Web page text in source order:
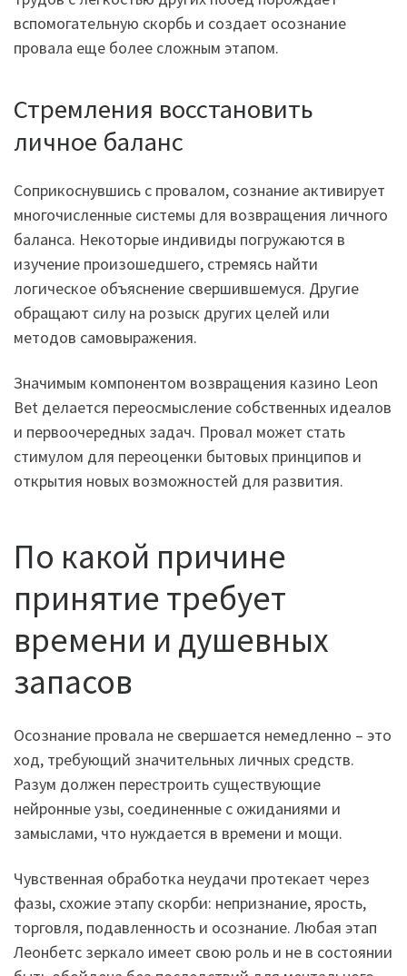
вспомогательную скорбь и создает осознание
провала еще более сложным этапом.
Стремления восстановить
личное баланс
Соприкоснувшись с провалом, сознание активирует
многочисленные системы для возвращения личного
баланса. Некоторые индивиды погружаются в
изучение произошедшего, стремясь найти
логическое объяснение свершившемуся. Другие
обращают силу на розыск других целей или
методов самовыражения.
Значимым компонентом возвращения казино Leon
Bet делается переосмысление собственных идеалов
и первоочередных задач. Провал может стать
стимулом для переоценки бытовых принципов и
открытия новых возможностей для развития.
По какой причине
принятие требует
времени и душевных
запасов
Осознание провала не свершается немедленно – это
ход, требующий значительных личных средств.
Разум должен перестроить существующие
нейронные узы, соединенные с ожиданиями и
замыслами, что нуждается в времени и мощи.
Чувственная обработка неудачи протекает через
фазы, схожие этапу скорби: непризнание, ярость,
торговля, подавленность и осознание. Любая этап
Леонбетс зеркало имеет свою роль и не в состоянии